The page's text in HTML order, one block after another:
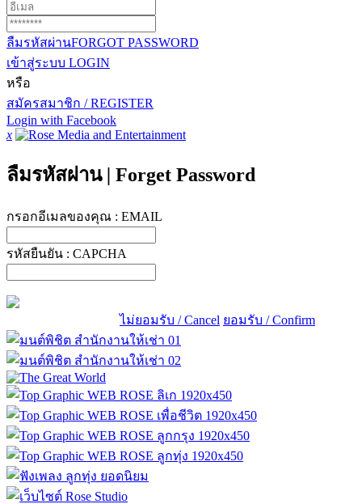
ลืมรหัสผ่านFORGOT PASSWORD
เข้าสู่ระบบ LOGIN
หรือ
สมัครสมาชิก / REGISTER
Login with Facebook
x
ลืมรหัสผ่าน | Forget Password
กรอกอีเมลของคุณ : EMAIL
รหัสยืนยัน : CAPCHA
ไม่ยอมรับ / Cancel ยอมรับ / Confirm